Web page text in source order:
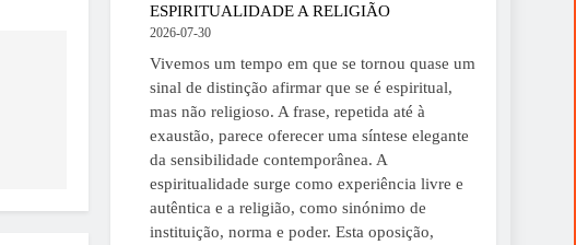
ESPIRITUALIDADE A RELIGIÃO
2026-07-30
Vivemos um tempo em que se tornou quase um
sinal de distinção afirmar que se é espiritual,
mas não religioso. A frase, repetida até à
exaustão, parece oferecer uma síntese elegante
da sensibilidade contemporânea. A
espiritualidade surge como experiência livre e
autêntica e a religião, como sinónimo de
instituição, norma e poder. Esta oposição,